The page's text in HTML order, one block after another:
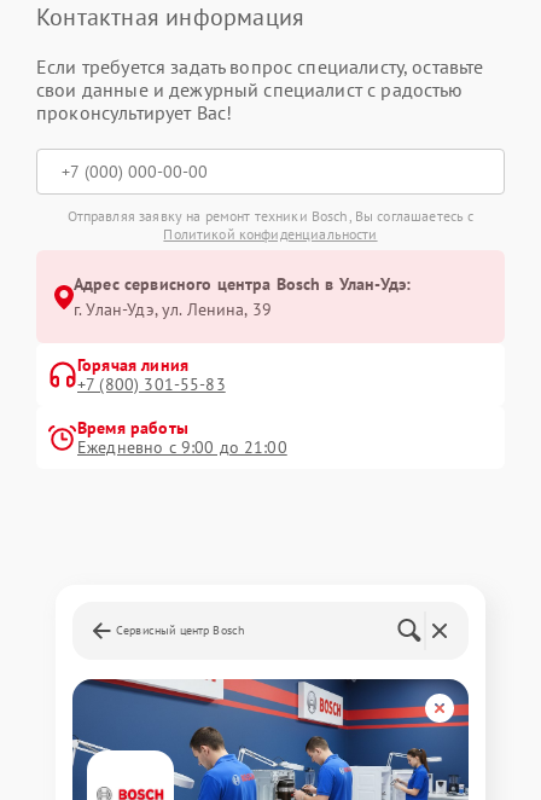
Контактная информация
Если требуется задать вопрос специалисту, оставьте
свои данные и дежурный специалист с радостью
проконсультирует Вас!
Отправляя заявку на ремонт техники Bosch, Вы соглашаетесь с
Политикой конфиденциальности
Адрес сервисного центра Bosch в Улан-Удэ:
г. Улан-Удэ, ул. Ленина, 39
Горячая линия
+7 (800) 301-55-83
Время работы
Ежедневно с 9:00 до 21:00
Сервисный центр Bosch